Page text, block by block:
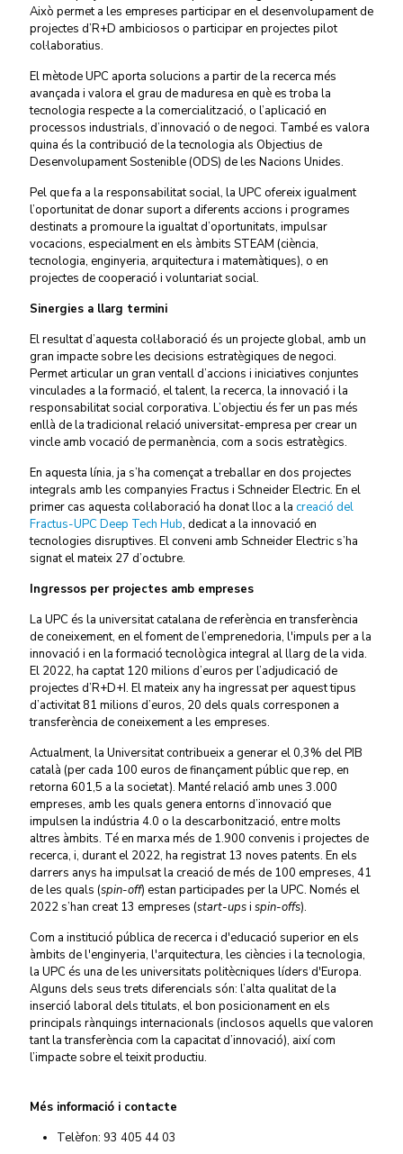
Això permet a les empreses participar en el desenvolupament de
projectes d’R+D ambiciosos o participar en projectes pilot
col·laboratius.
El mètode UPC aporta solucions a partir de la recerca més
avançada i valora el grau de maduresa en què es troba la
tecnologia respecte a la comercialització, o l’aplicació en
processos industrials, d’innovació o de negoci. També es valora
quina és la contribució de la tecnologia als Objectius de
Desenvolupament Sostenible (ODS) de les Nacions Unides.
Pel que fa a la responsabilitat social, la UPC ofereix igualment
l’oportunitat de donar suport a diferents accions i programes
destinats a promoure la igualtat d’oportunitats, impulsar
vocacions, especialment en els àmbits STEAM (ciència,
tecnologia, enginyeria, arquitectura i matemàtiques), o en
projectes de cooperació i voluntariat social.
Sinergies a llarg termini
El resultat d’aquesta col·laboració és un projecte global, amb un
gran impacte sobre les decisions estratègiques de negoci.
Permet articular un gran ventall d’accions i iniciatives conjuntes
vinculades a la formació, el talent, la recerca, la innovació i la
responsabilitat social corporativa. L’objectiu és fer un pas més
enllà de la tradicional relació universitat-empresa per crear un
vincle amb vocació de permanència, com a socis estratègics.
En aquesta línia, ja s’ha començat a treballar en dos projectes
integrals amb les companyies Fractus i Schneider Electric. En el
primer cas aquesta col·laboració ha donat lloc a la creació del
Fractus-UPC Deep Tech Hub, dedicat a la innovació en
tecnologies disruptives. El conveni amb Schneider Electric s’ha
signat el mateix 27 d’octubre.
Ingressos per projectes amb empreses
La UPC és la universitat catalana de referència en transferència
de coneixement, en el foment de l’emprenedoria, l'impuls per a la
innovació i en la formació tecnològica integral al llarg de la vida.
El 2022, ha captat 120 milions d’euros per l’adjudicació de
projectes d’R+D+I. El mateix any ha ingressat per aquest tipus
d’activitat 81 milions d’euros, 20 dels quals corresponen a
transferència de coneixement a les empreses.
Actualment, la Universitat contribueix a generar el 0,3% del PIB
català (per cada 100 euros de finançament públic que rep, en
retorna 601,5 a la societat). Manté relació amb unes 3.000
empreses, amb les quals genera entorns d’innovació que
impulsen la indústria 4.0 o la descarbonització, entre molts
altres àmbits. Té en marxa més de 1.900 convenis i projectes de
recerca, i, durant el 2022, ha registrat 13 noves patents. En els
darrers anys ha impulsat la creació de més de 100 empreses, 41
de les quals (spin-off) estan participades per la UPC. Només el
2022 s’han creat 13 empreses (start-upsi spin-offs).
Com a institució pública de recerca i d'educació superior en els
àmbits de l'enginyeria, l'arquitectura, les ciències i la tecnologia,
la UPC és una de les universitats politècniques líders d'Europa.
Alguns dels seus trets diferencials són: l’alta qualitat de la
inserció laboral dels titulats, el bon posicionament en els
principals rànquings internacionals (inclosos aquells que valoren
tant la transferència com la capacitat d’innovació), així com
l’impacte sobre el teixit productiu.
Més informació i contacte
Telèfon: 93 405 44 03